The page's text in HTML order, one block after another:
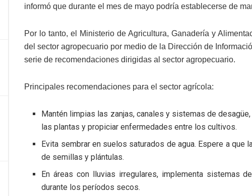
informó que durante el mes de mayo podría establecerse de
Por lo tanto, el Ministerio de Agricultura, Ganadería y
del sector agropecuario por medio de la Dirección de
serie de recomendaciones dirigidas al sector agropecuario.
Principales recomendaciones para el sector agrícola:
Mantén limpias las zanjas, canales y sistemas de
las plantas y propiciar enfermedades entre los cultivos.
Evita sembrar en suelos saturados de agua. Espere a
de semillas y plántulas.
En áreas con lluvias irregulares, implementa sistemas
durante los períodos secos.